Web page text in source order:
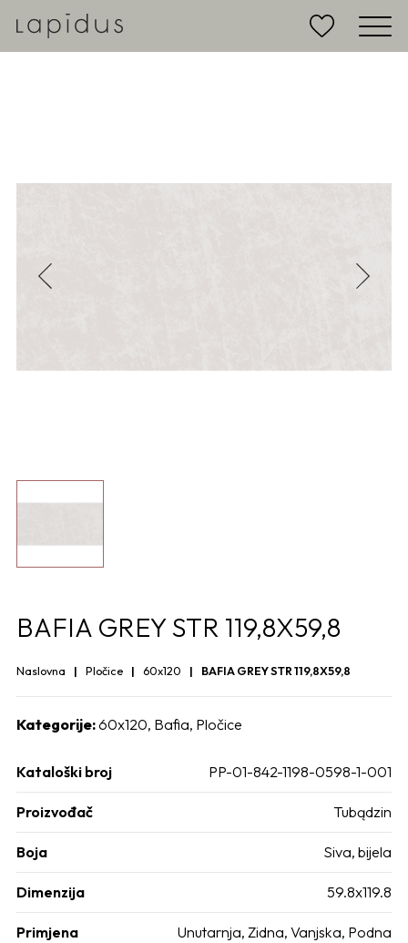
BAFIA GREY STR 119,8X59,8
Naslovna Pločice 60x120 BAFIA GREY STR 119,8X59,8
Kategorije:60x120, Bafia, Pločice
Kataloški broj PP-01-842-1198-0598-1-001
Proizvođač Tubądzin
Boja Siva, bijela
Dimenzija 59.8x119.8
Primjena Unutarnja, Zidna, Vanjska, Podna